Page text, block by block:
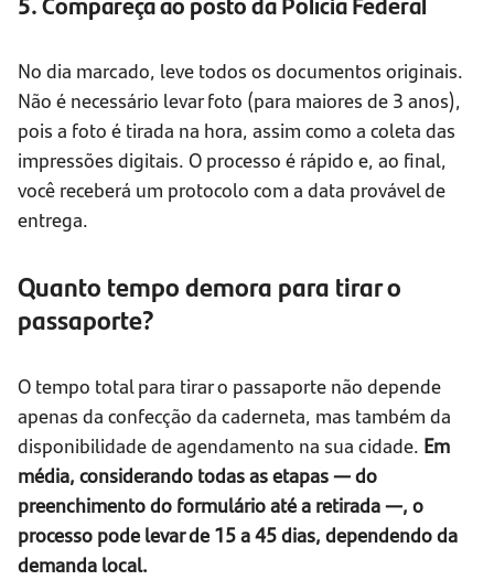
No dia marcado, leve todos os documentos originais.
Não é necessário levar foto (para maiores de 3 anos),
pois a foto é tirada na hora, assim como a coleta das
impressões digitais. O processo é rápido e, ao final,
você receberá um protocolo com a data provável de
entrega.
Quanto tempo demora para tirar o
passaporte?
O tempo total para tirar o passaporte não depende
apenas da confecção da caderneta, mas também da
disponibilidade de agendamento na sua cidade. Em
média, considerando todas as etapas — do
preenchimento do formulário até a retirada —, o
processo pode levar de 15 a 45 dias, dependendo da
demanda local.